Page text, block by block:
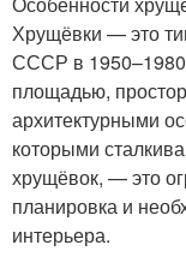
Хрущёвки — это
СССР в
площадью,
архитектурными
которыми
хрущёвок, — это
планировка и
интерьера.